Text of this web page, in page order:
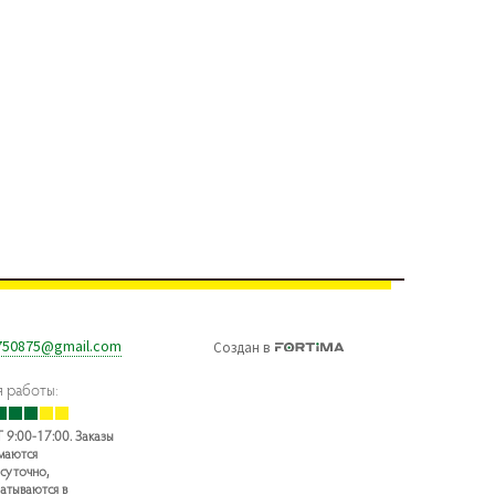
работы:
17:00. Заказы
в
Создан в